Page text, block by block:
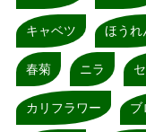
キャベツ ほうれ
春菊 ニラ
カリフラワー ブ